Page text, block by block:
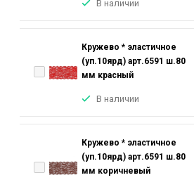
В наличии
Кружево * эластичное
(уп.10ярд) арт.6591 ш.80
мм красный
В наличии
Кружево * эластичное
(уп.10ярд) арт.6591 ш.80
мм коричневый